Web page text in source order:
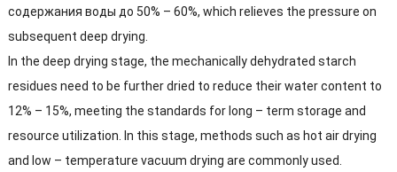
содержания воды до 50% – 60%, which relieves the pressure on
subsequent deep drying.​
In the deep drying stage, the mechanically dehydrated starch
residues need to be further dried to reduce their water content to
12% – 15%, meeting the standards for long – term storage and
resource utilization. In this stage, methods such as hot air drying
and low – temperature vacuum drying are commonly used.​